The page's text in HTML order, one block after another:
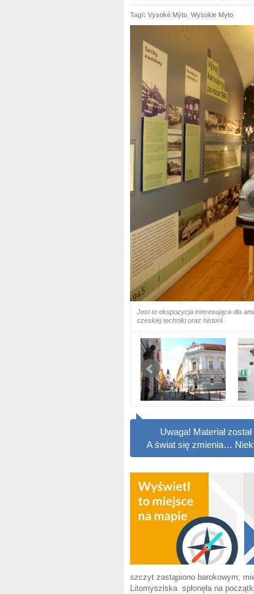
Tagi: Vysoké Mýto Wysokie Myto
Jest to ekspozycja interesująca dla
czeskiej techniki oraz historii.
Uwaga! Materiał
A świat się zmienia…
szczyt zastąpiono barokowym,
Litomyszlska spłonęła na